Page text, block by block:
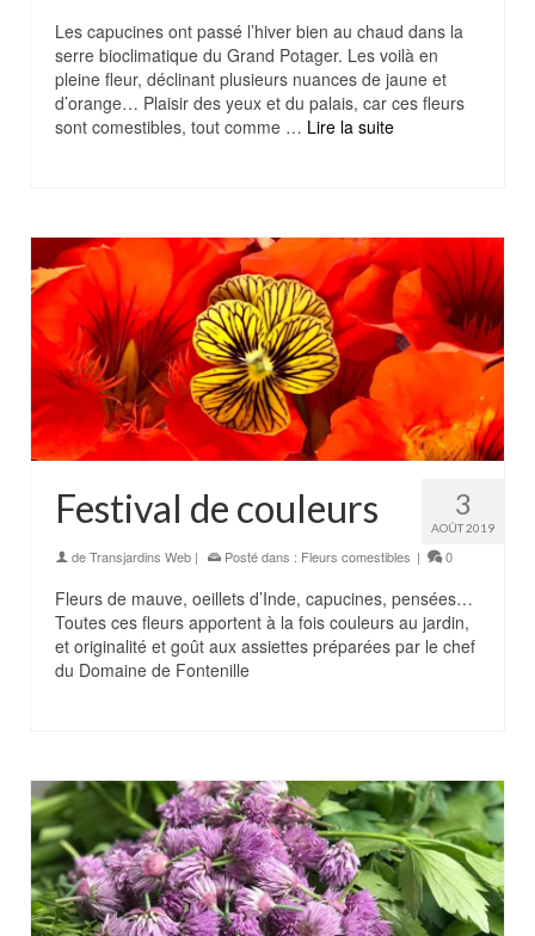
Les capucines ont passé l’hiver bien au chaud dans la
serre bioclimatique du Grand Potager. Les voilà en
pleine fleur, déclinant plusieurs nuances de jaune et
d’orange… Plaisir des yeux et du palais, car ces fleurs
sont comestibles, tout comme … Lire la suite
3
AOÛT 2019
Festival de couleurs
deTransjardins Web | Posté dans : Fleurs comestibles | 0
Fleurs de mauve, oeillets d’Inde, capucines, pensées…
Toutes ces fleurs apportent à la fois couleurs au jardin,
et originalité et goût aux assiettes préparées par le chef
du Domaine de Fontenille